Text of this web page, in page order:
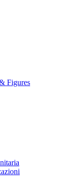
B. Braun in Italia: 4
un Centro di
Figures